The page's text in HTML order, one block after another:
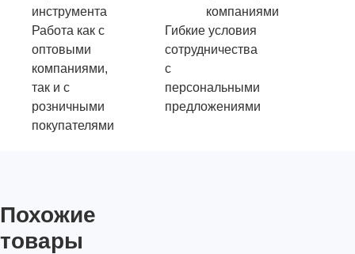
инструмента
компаниями
Работа как с
оптовыми
компаниями,
так и с
розничными
покупателями
Гибкие условия
сотрудничества
с
персональными
предложениями
Похожие
товары